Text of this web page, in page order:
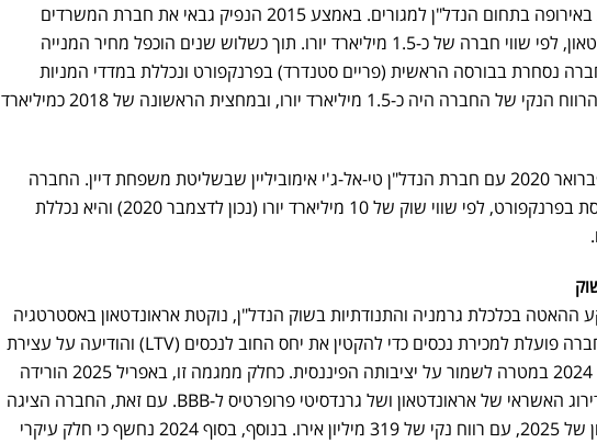
ונחשבת לאחת הבכירות באירופה בתחום הנדל"ן למגורים. באמצע 2015 הנפיק גבאי את חברת המשרדים
ומלונות שהקים, אראונדטאון, לפי שווי חברה של כ-1.5 מיליארד יורו. תוך כשלוש שנים הוכפל מחיר המנייה
ל-7.7 יורו. החברה נסחרת בבורסה הראשית (פריים סטנדרד) בפרנקפורט ונכללת במדדי המניות
המרכזיים. בשנת 2017 הרווח הנקי של החברה היה כ-1.5 מיליארד יורו, ובמחצית הראשונה של 2018 כמיליארד
אראונדטאון התמזגה בפברואר 2020 עם חברת הנדל"ן טי-אל-ג'י אימוביליין שבשליטת משפחת דיין. החברה
המשותפת נסחרת בבורסת בפרנקפורט, לפי שווי שוק של 10 מיליארד יורו (נכון לדצמבר 2020) והיא נכללת
2024, על רקע ההאטה בכלכלת גרמניה והתנודתיות בשוק הנדל"ן, נוקטת אראונדטאון באסטרטגיה
שמרנית. במסגרת זו, החברה פועלת למכירת נכסים כדי להקטין את יחס החוב לנכסים (LTV) והודיעה על עצירת
על רווחי 2024 במטרה לשמור על יציבותה הפיננסית. כחלק ממגמה זו, באפריל 2025 הורידה
חברת הדירוג S&P את דירוג האשראי של אראונדטאון ושל גרנדסיטי פרופרטיס ל-BBB. עם זאת, החברה הציגה
דוח חיובי לרבעון הראשון של 2025, עם רווח נקי של 319 מיליון אירו. בנוסף, בסוף 2024 נחשף כי חלק עיקרי